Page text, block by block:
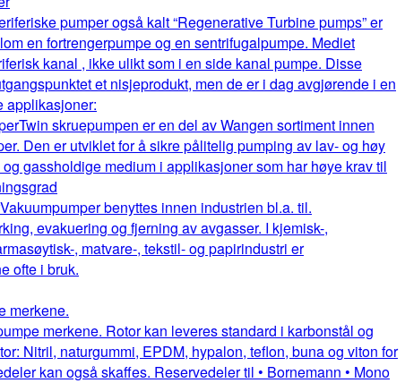
pumper også kalt “Regenerative Turbine pumps” er
en fortrengerpumpe og en sentrifugalpumpe. Mediet
kanal , ikke ulikt som i en side kanal pumpe. Disse
et nisjeprodukt, men de er i dag avgjørende i en
applikasjoner:
Twin skruepumpen er en del av Wangen sortiment innen
Den er utviklet for å sikre pålitelig pumping av lav- og høy
gassholdige medium i applikasjoner som har høye krav til
Vakuumpumper benyttes innen industrien bl.a. til.
evakuering og fjerning av avgasser. I kjemisk-,
, matvare-, tekstil- og papirindustri er
ofte i bruk.
merkene.
merkene. Rotor kan leveres standard i karbonstål og
Nitril, naturgummi, EPDM, hypalon, teflon, buna og viton for
kan også skaffes. Reservedeler til • Bornemann • Mono